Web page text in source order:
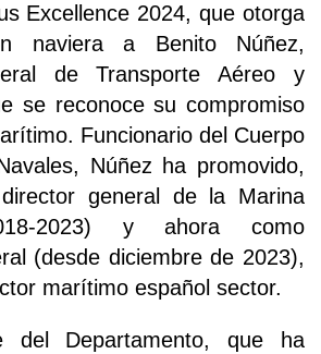
Excellence 2024, que otorga
naviera a Benito Núñez,
de Transporte Aéreo y
se reconoce su compromiso
Funcionario del Cuerpo
Núñez ha promovido,
general de la Marina
2023) y ahora como
(desde diciembre de 2023),
marítimo español sector.
del Departamento, que ha